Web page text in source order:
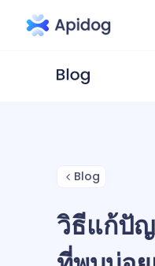
Blog
วิธีแก้ปั